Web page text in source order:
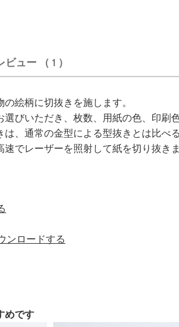
ビュー （ 1 ）
絵柄に切抜きを施します。
選びいただき、枚数、用紙の色、印刷
は、通常の金型による型抜きとは比べ
でレーザーを照射して紙を切り抜き
ンロードする
めです